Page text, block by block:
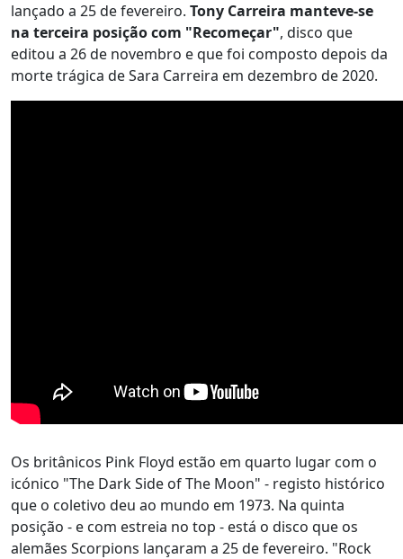
lançado a 25 de fevereiro. Tony Carreira manteve-se
na terceira posição com "Recomeçar", disco que
editou a 26 de novembro e que foi composto depois da
morte trágica de Sara Carreira em dezembro de 2020.
Os britânicos Pink Floyd estão em quarto lugar com o
icónico "The Dark Side of The Moon" - registo histórico
que o coletivo deu ao mundo em 1973. Na quinta
posição - e com estreia no top - está o disco que os
alemães Scorpions lançaram a 25 de fevereiro. "Rock